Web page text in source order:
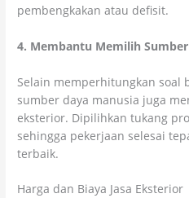
pembengkakan atau defisit.
4. Membantu Memilih
Selain memperhitungkan soal
sumber daya manusia juga
eksterior. Dipilihkan tukang
sehingga pekerjaan selesai
terbaik.
Harga dan Biaya Jasa Eksterior